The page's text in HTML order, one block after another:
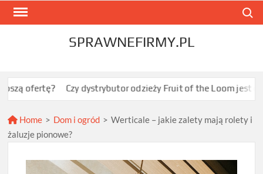
Skip
SPRAWNEFIRMY.PL
Czy dystrybutor odzieży Fruit of the Loom jest opłacalny
Home > Dom i ogród > Werticale – jakie zalety mają rolety i
żaluzje pionowe?